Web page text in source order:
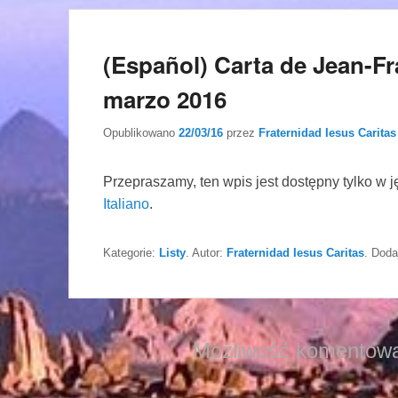
(Español) Carta de Jean-
marzo 2016
Opublikowano 22/03/16 przez Fraternidad Iesus Caritas
Przepraszamy, ten wpis jest dostępny tylko w
Italiano.
Kategorie: Listy . Autor: Fraternidad Iesus Caritas .
Możliwość